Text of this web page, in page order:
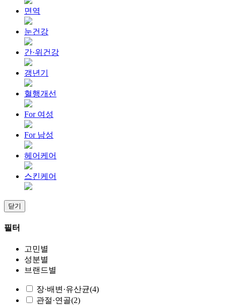
면역
눈건강
간·위건강
갱년기
혈행개선
For 여성
For 남성
헤어케어
스킨케어
닫기
필터
고민별
성분별
브랜드별
장·배변·유산균(4)
관절·연골(2)